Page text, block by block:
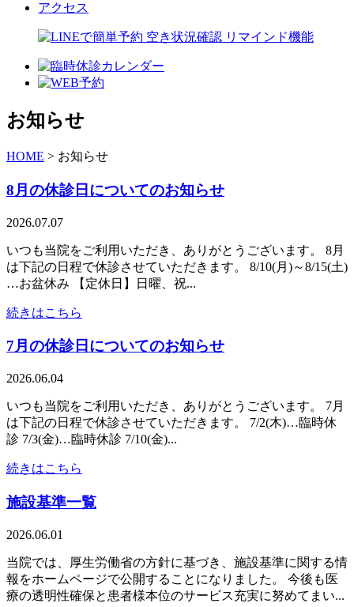
アクセス
お知らせ
HOME > お知らせ
8月の休診日についてのお知らせ
2026.07.07
いつも当院をご利用いただき、ありがとうございます。 8月
は下記の日程で休診させていただきます。 8/10(月)～8/15(土)
…お盆休み 【定休日】日曜、祝...
続きはこちら
7月の休診日についてのお知らせ
2026.06.04
いつも当院をご利用いただき、ありがとうございます。 7月
は下記の日程で休診させていただきます。 7/2(木)…臨時休
診 7/3(金)…臨時休診 7/10(金)...
続きはこちら
施設基準一覧
2026.06.01
当院では、厚生労働省の方針に基づき、施設基準に関する情
報をホームページで公開することになりました。 今後も医
療の透明性確保と患者様本位のサービス充実に努めてまい...